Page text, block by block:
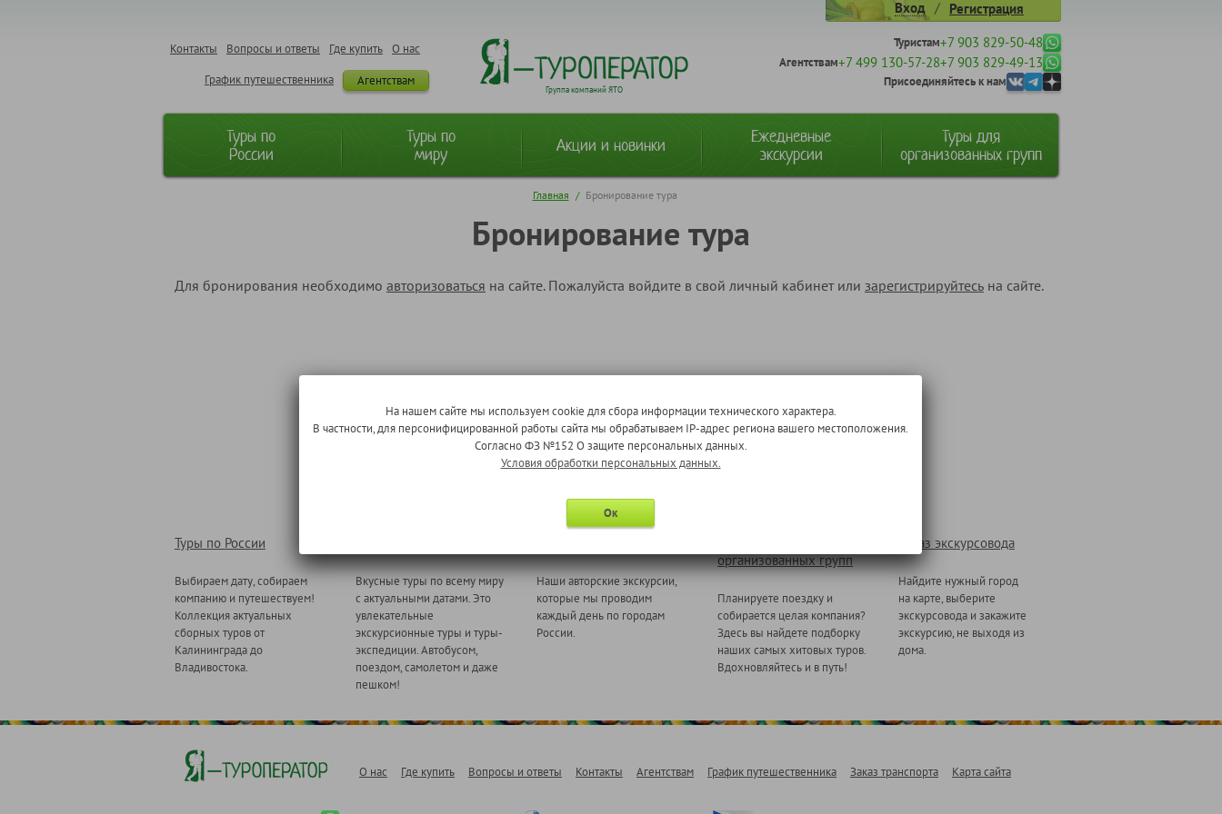
Вход / Регистрация
О нас
Где купить
Вопросы и ответы
Контакты
Агентствам
График путешественника
Группа компаний ЯТО
Туристам+7 903 829-50-48
Агентствам+7 499 130-57-28+7 903 829-49-13
Присоединяйтесь к нам
Туры по
России
Туры по
миру
Акции и новинки
Ежедневные
экскурсии
Туры для
организованных групп
Главная / Бронирование тура
Бронирование тура
Для бронирования необходимо авторизоваться на сайте. Пожалуйста войдите в свой личный кабинет или зарегистрируйтесь на сайте.
Туры по России
Выбираем дату, собираем
компанию и путешествуем!
Коллекция актуальных
сборных туров от
Калининграда до
Владивостока.
Вкусные туры по всему миру
с актуальными датами. Это
увлекательные
экскурсионные туры и туры-
экспедиции. Автобусом,
поездом, самолетом и даже
пешком!
Наши авторские экскурсии,
которые мы проводим
каждый день по городам
России.
организованных групп
Планируете поездку и
собирается целая компания?
Здесь вы найдете подборку
наших самых хитовых туров.
Вдохновляйтесь и в путь!
Заказ экскурсовода
Найдите нужный город
на карте, выберите
экскурсовода и закажите
экскурсию, не выходя из
дома.
О нас Где купить Вопросы и ответы Контакты Агентствам График путешественника Заказ транспорта Карта сайта
На нашем сайте мы используем cookie для сбора информации технического характера.
В частности, для персонифицированной работы сайта мы обрабатываем IP-адрес региона вашего местоположения.
Согласно ФЗ №152 О защите персональных данных.
Условия обработки персональных данных.
Ок